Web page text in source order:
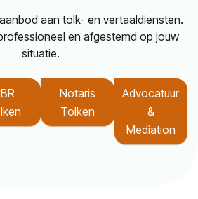
aan tolk- en vertaaldiensten.
en afgestemd op jouw
situatie.
Notaris
Tolken
Advocatuur
&
Mediation